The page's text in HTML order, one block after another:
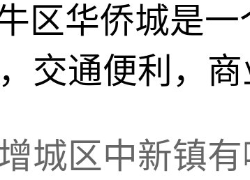
区华侨城是一
交通便利，商
城区中新镇